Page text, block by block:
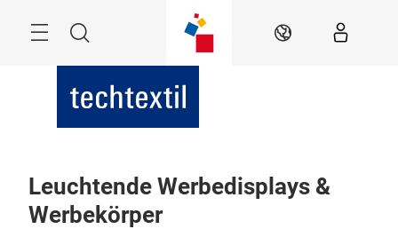
Suche DE
Leuchtende Werbedisplays &
Werbekörper